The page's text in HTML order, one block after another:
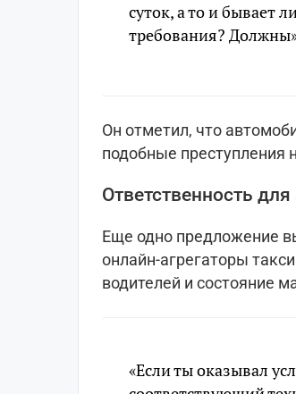
суток, а то и бывает
требования?
Он отметил, что
подобные преступления
Ответственность для
Еще одно предложение
онлайн-агрегаторы
водителей и состояние
«Если ты оказывал